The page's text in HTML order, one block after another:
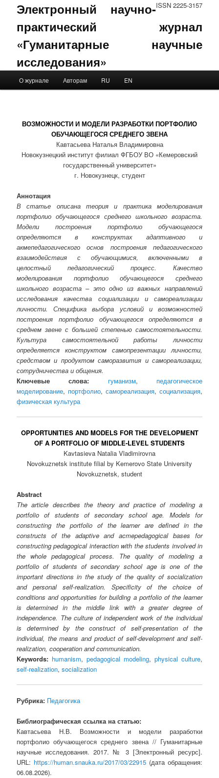
ISSN 2225-3157
Электронный научно-
практический журнал
«Гуманитарные научные
исследования»
Skip to primary content
Skip to secondary content
О журнале Авторам RU EN
ВОЗМОЖНОСТИ И МОДЕЛИ РАЗРАБОТКИ ПОРТФОЛИО
ОБУЧАЮЩЕГОСЯ СРЕДНЕГО ЗВЕНА
Кавтасьева Наталья Владимировна
Новокузнецкий институт филиал ФГБОУ ВО «Кемеровский
государственный университет»
г. Новокузнецк, студент
Аннотация
В статье описана теория и практика моделирования
портфолио обучающегося среднего школьного возраста.
Модели построения портфолио обучающегося
определяются в конструктах адаптивного и
акмепедагогического основ построения педагогического
взаимодействия с обучающимися, включенными в
целостный педагогический процесс. Качество
моделирования портфолио обучающегося среднего
школьного возраста – это одно из важных направлений
исследования качества социализации и самореализации
личности. Специфика выбора условий и возможностей
построения портфолио обучающегося определяются в
среднем звене с большей степенью самостоятельности.
Культура самостоятельной работы личности
определяется конструктом самопрезентации личности,
средством и продуктом саморазвития и самореализации,
сотрудничества и общения.
Ключевые слова:
гуманизм, педагогическое
моделирование, портфолио, самореализация, социализация,
физическая культура
OPPORTUNITIES AND MODELS FOR THE DEVELOPMENT
OF A PORTFOLIO OF MIDDLE-LEVEL STUDENTS
Kavtasieva Natalia Vladimirovna
Novokuznetsk institute filial by Kemerovo State University
Novokuznetsk, student
Abstract
The article describes the theory and practice of modeling a
portfolio of students of secondary school age. Models for
constructing the portfolio of the learner are defined in the
constructs of the adaptive and acmepedagogical bases for
constructing pedagogical interaction with the students involved in
the whole pedagogical process. The quality of modeling a
portfolio of students of secondary school age is one of the
important directions in the study of the quality of socialization
and personal self-realization. Specificity of the choice of
conditions and opportunities for building a portfolio of the learner
is determined in the middle link with a greater degree of
independence. The culture of independent work of the individual
is determined by the construct of self-presentation of the
individual, the means and product of self-development and self-
realization, cooperation and communication.
Keywords: humanism,pedagogical modeling, physical culture,
self-realization,socialization
Рубрика: Педагогика
Библиографическая ссылка на статью:
Кавтасьева Н.В. Возможности и модели разработки
портфолио обучающегося среднего звена // Гуманитарные
научные исследования. 2017. № 3 [Электронный ресурс].
URL: https://human.snauka.ru/2017/03/22915 (дата обращения:
06.08.2026).